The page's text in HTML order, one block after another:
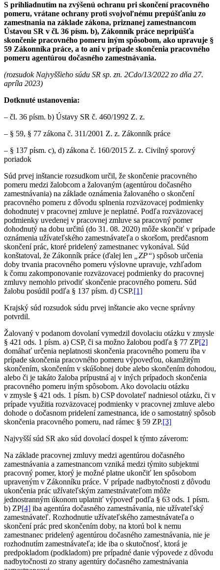
S prihliadnutím na zvýšenú ochranu pri skončení pracovného
pomeru, vrátane ochrany proti svojvoľnému prepúšťaniu zo
zamestnania na základe zákona, priznanej zamestnancom
Ústavou SR v čl. 36 písm. b), Zákonník práce nepripúšťa
skončenie pracovného pomeru iným spôsobom, ako upravuje §
59 Zákonníka práce, a to ani v prípade skončenia pracovného
pomeru agentúrou dočasného zamestnávania.
(rozsudok Najvyššieho súdu SR sp. zn. 2Cdo/13/2022 zo dňa 27.
apríla 2023)
Dotknuté ustanovenia:
– čl. 36 písm. b) Ústavy SR č. 460/1992 Z. z.
– § 59, § 77 zákona č. 311/2001 Z. z. Zákonník práce
– § 137 písm. c), d) zákona č. 160/2015 Z. z. Civilný sporový
poriadok
Súd prvej inštancie rozsudkom určil, že skončenie pracovného
pomeru medzi žalobcom a žalovaným (agentúrou dočasného
zamestnávania) na základe oznámenia žalovaného o skončení
pracovného pomeru z dôvodu splnenia rozväzovacej podmienky
dohodnutej v pracovnej zmluve je neplatné. Podľa rozväzovacej
podmienky uvedenej v pracovnej zmluve sa pracovný pomer
dohodnutý na dobu určitú (do 31. 08. 2020) môže skončiť v prípade
oznámenia užívateľského zamestnávateľa o skoršom, predčasnom
skončení prác, ktoré pridelený zamestnanec vykonával. Súd
konštatoval, že Zákonník práce (ďalej len
„ZP“) spôsob určenia
doby trvania pracovného pomeru výslovne upravuje, vzhľadom
k čomu zakomponovanie rozväzovacej podmienky do pracovnej
zmluvy nemohlo privodiť skončenie pracovného pomeru. Súd
žalobu posúdil podľa § 137 písm. d) CSP.[1]
Krajský súd rozsudok súdu prvej inštancie ako vecne správny
potvrdil.
Žalovaný v podanom dovolaní vymedzil dovolaciu otázku v zmysle
§ 421 ods. 1 písm. a) CSP, či sa možno žalobou podľa § 77 ZP[2]
domáhať určenia neplatnosti skončenia pracovného pomeru iba v
prípade skončenia pracovného pomeru výpoveďou, okamžitým
skončením, skončením v skúšobnej dobe alebo skončením dohodou,
alebo či je takáto žaloba prípustná aj v iných prípadoch skončenia
pracovného pomeru iným spôsobom. Ako dovolaciu otázku
v zmysle § 421 ods. 1 písm. b) CSP dovolateľ nadniesol otázku, či v
prípade využitia rozväzovacej podmienky v pracovnej zmluve alebo
dohode o dočasnom pridelení zamestnanca, ide o samostatný spôsob
skončenia pracovného pomeru, nad rámec § 59 ZP.[3]
Najvyšší súd SR ako súd dovolací dospel k týmto záverom:
Na základe pracovnej zmluvy medzi agentúrou dočasného
zamestnávania a zamestnancom vzniká medzi týmito subjektmi
pracovný pomer, ktorý je možné platne ukončiť len spôsobom
upraveným v Zákonníku práce. V prípade nadbytočnosti z dôvodu
ukončenia prác užívateľským zamestnávateľom môže
jednostranným úkonom uplatniť výpoveď podľa § 63 ods. 1 písm.
b) ZP[4] iba agentúra dočasného zamestnávania, nie užívateľský
zamestnávateľ. Rozhodnutie užívateľského zamestnávateľa o
skončení prác pred skončením doby, na ktorú bol k nemu
zamestnanec pridelený agentúrou dočasného zamestnávania, nie je
rozhodnutím zamestnávateľa; ide iba o skutočnosť, ktorá je
predpokladom (podkladom) pre prípadné danie výpovede z dôvodu
nadbytočnosti zo strany agentúry dočasného zamestnávania